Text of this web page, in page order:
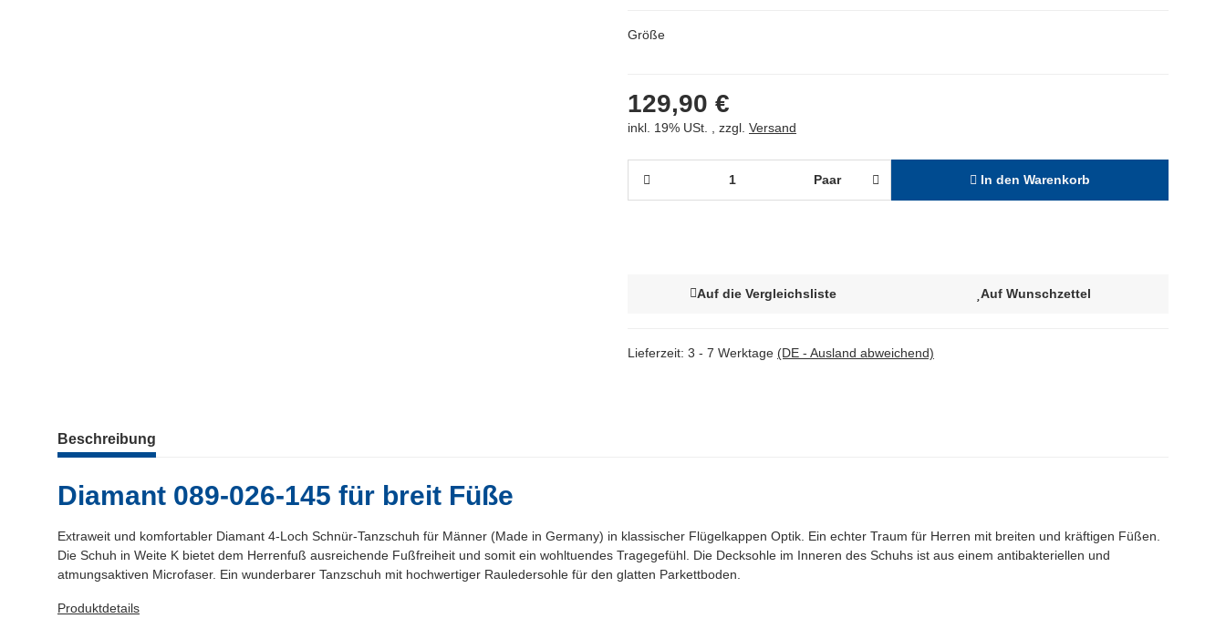
Größe
129,90 €
inkl. 19% USt. , zzgl. Versand
Auf die Vergleichsliste Auf Wunschzettel
Paar In den Warenkorb
Lieferzeit: 3 - 7 Werktage (DE - Ausland abweichend)
Beschreibung
Diamant 089-026-145 für breit Füße
Extraweit und komfortabler Diamant 4-Loch Schnür-Tanzschuh für Männer (Made in Germany) in klassischer Flügelkappen Optik. Ein echter Traum für Herren mit breiten und kräftigen Füßen.
Die Schuh in Weite K bietet dem Herrenfuß ausreichende Fußfreiheit und somit ein wohltuendes Tragegefühl. Die Decksohle im Inneren des Schuhs ist aus einem antibakteriellen und
atmungsaktiven Microfaser. Ein wunderbarer Tanzschuh mit hochwertiger Rauledersohle für den glatten Parkettboden.
Produktdetails